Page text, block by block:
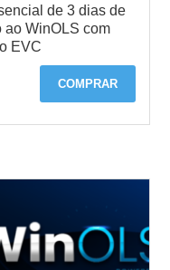
de 3 dias de
ao WinOLS com
EVC
COMPRAR